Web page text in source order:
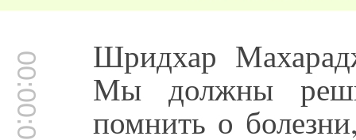
00:00:07 Шридхар
Мы должны
помнить о